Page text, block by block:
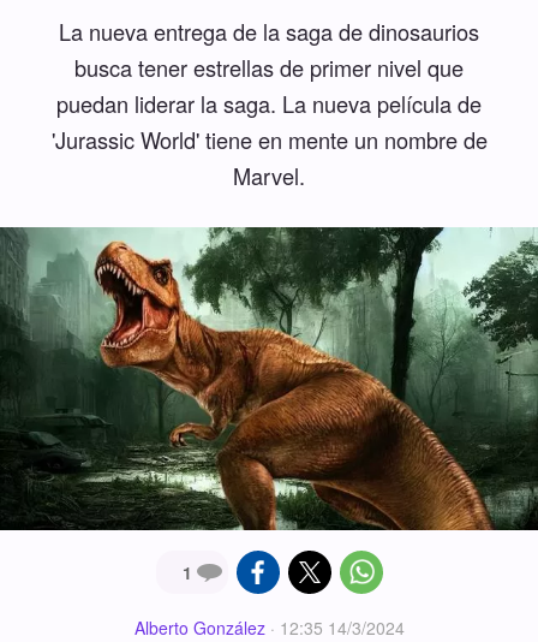
La nueva entrega de la saga de dinosaurios
busca tener estrellas de primer nivel que
puedan liderar la saga. La nueva película de
'Jurassic World' tiene en mente un nombre de
Marvel.
1
Alberto González· 12:35 14/3/2024